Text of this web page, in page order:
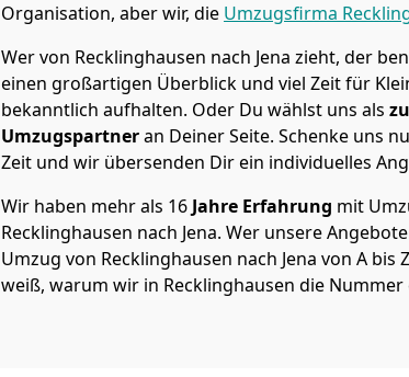
Organisation, aber wir, die Umzugsfirma
Wer von Recklinghausen nach Jena zieht, der
einen großartigen Überblick und viel Zeit für
bekanntlich aufhalten. Oder Du wählst uns als
Umzugspartneran Deiner Seite. Schenke uns
Zeit und wir übersenden Dir ein individuelles
Wir haben mehr als 16 Jahre Erfahrung mit
Recklinghausen nach Jena. Wer unsere
Umzug von Recklinghausen nach Jena von A
weiß, warum wir in Recklinghausen die Nummer